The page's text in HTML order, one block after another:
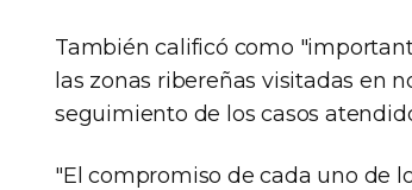
También calificó como
las zonas ribereñas visitadas en
seguimiento de los casos
"El compromiso de cada uno de